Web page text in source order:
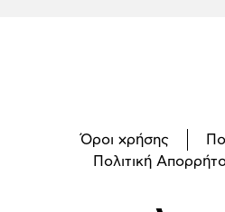
Όροι χρήσης
Πολιτική